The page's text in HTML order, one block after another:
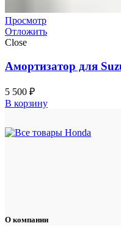
Просмотр
Отложить
Close
Амортизатор для
5 500 ₽
В корзину
О компании